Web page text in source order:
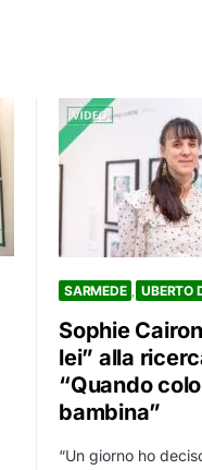
SARMEDE UBERTO
Sophie
lei” alla
“Quando
bambina”
“Un giorno ho